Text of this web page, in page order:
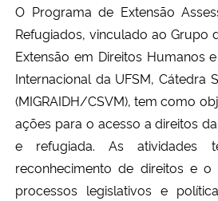
O Programa de Extensão
Refugiados, vinculado ao Grupo
Extensão em Direitos Humanos
Internacional da UFSM, Cátedra
(MIGRAIDH/CSVM), tem como
ações para o acesso a direitos
e refugiada. As atividades
reconhecimento de direitos e o
processos legislativos e